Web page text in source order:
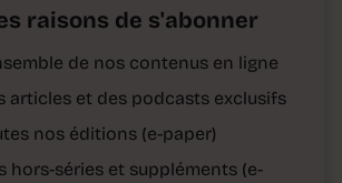
raisons de s'abonner
de nos contenus en ligne
articles et des podcasts exclusifs
nos éditions (e-paper)
hors-séries et suppléments (e-